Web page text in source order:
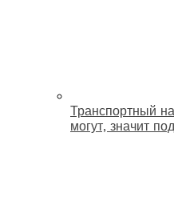
Транспортный
могут, значит